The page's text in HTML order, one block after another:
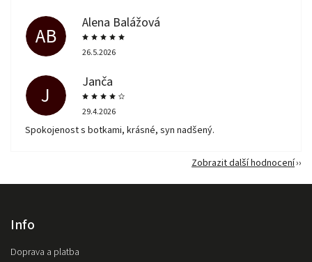
AB
Alena Balážová
26.5.2026
J
Janča
29.4.2026
Spokojenost s botkami, krásné, syn nadšený.
Zobrazit další hodnocení
Info
Doprava a platba